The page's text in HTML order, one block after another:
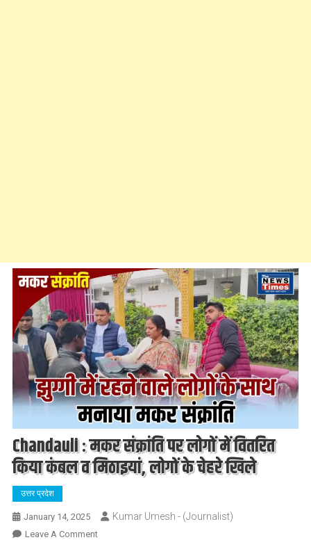
Chandauli : मकर संक्रांति पर लोगों में वितरित
किया कंबल व मिठाइयां, लोगों के चेहरे खिले
उत्तर प्रदेश
January 14, 2025 Kumar Umesh - (Journalist)
Leave A CommentOn